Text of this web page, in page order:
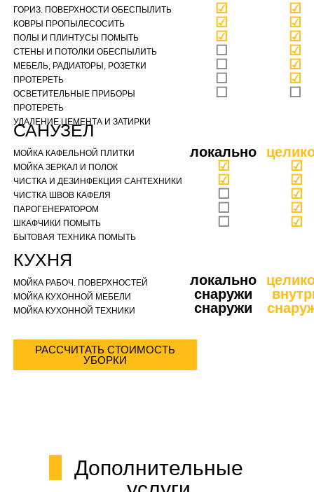
ГОРИЗ. ПОВЕРХНОСТИ ОБЕСПЫЛИТЬ
КОВРЫ ПРОПЫЛЕСОСИТЬ
ПОЛЫ И ПЛИНТУСЫ ПОМЫТЬ
СТЕНЫ И ПОТОЛКИ ОБЕСПЫЛИТЬ
МЕБЕЛЬ, РАДИАТОРЫ, РОЗЕТКИ
ПРОТЕРЕТЬ
ОСВЕТИТЕЛЬНЫЕ ПРИБОРЫ
ПРОТЕРЕТЬ
УДАЛЕНИЕ ЦЕМЕНТА И ЗАТИРКИ
☑
☑
☑
☐
☐
☐
☐
МОЙКА КАФЕЛЬНОЙ ПЛИТКИ
МОЙКА ЗЕРКАЛ И ПОЛОК
ЧИСТКА И ДЕЗИНФЕКЦИЯ САНТЕХНИКИ
ЧИСТКА ШВОВ КАФЕЛЯ
ПАРОГЕНЕРАТОРОМ
ШКАФЧИКИ ПОМЫТЬ
БЫТОВАЯ ТЕХНИКА ПОМЫТЬ
САНУЗЕЛ
локально
☑
☑
☐
☐
☐
МОЙКА РАБОЧ. ПОВЕРХНОСТЕЙ
МОЙКА КУХОННОЙ МЕБЕЛИ
МОЙКА КУХОННОЙ ТЕХНИКИ
КУХНЯ
локально
снаружи
снаружи
☑
☑
☑
☑
☑
☑
☐
☑
☑
☑
☑
☑
РАССЧИТАТЬ СТОИМОСТЬ
УБОРКИ
Дополнительные